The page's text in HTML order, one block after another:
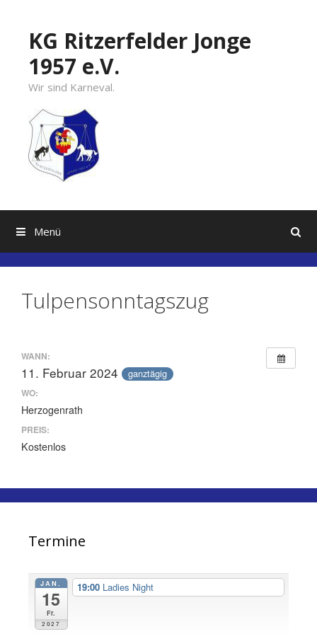
KG Ritzerfelder Jonge
1957 e.V.
Wir sind Karneval.
Menü
Tulpensonntagszug
WANN:
11. Februar 2024 ganztägig
WO:
Herzogenrath
PREIS:
Kostenlos
Termine
JAN.
15
Fr.
2027
19:00 Ladies Night